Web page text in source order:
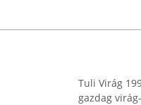
Tuli Virág
gazdag